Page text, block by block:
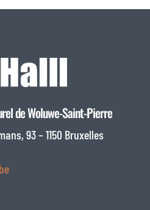
de Woluwe-Saint-Pierre
93 – 1150 Bruxelles